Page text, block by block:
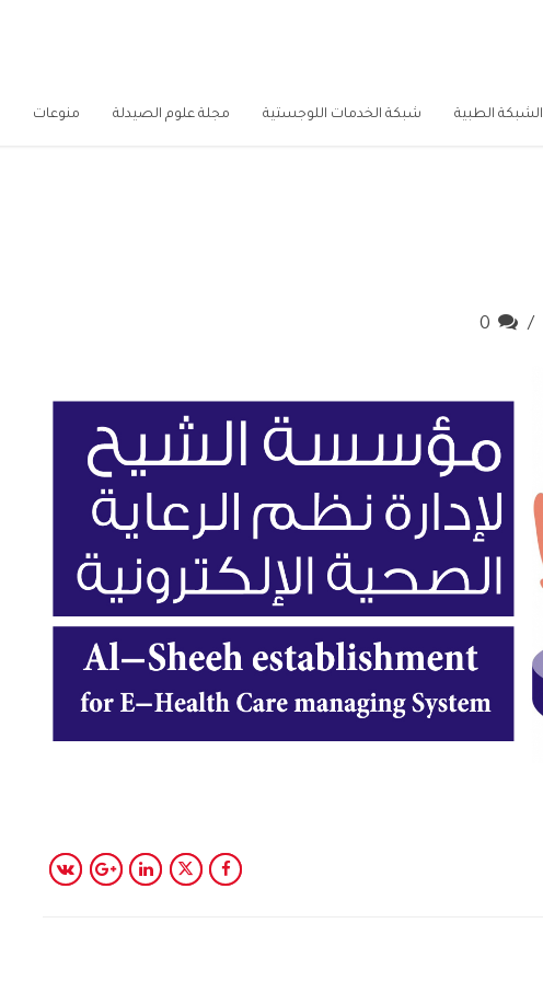
الشبكة الطبية شبكة الخدمات اللوجستية مجلة علوم الصيدلة منوعات
0